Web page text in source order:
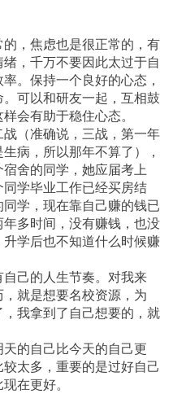
，焦虑也是很正常的，有
，千万不要因此太过于自
。保持一个良好的心态，
可以和研友一起，互相鼓
会有助于稳住心态。
（准确说，三战，第一年
病，所以那年不算了），
舍的同学，她应届考上
学毕业工作已经买房结
学，现在靠自己赚的钱已
多时间，没有赚钱，也没
学后也不知道什么时候赚
己的人生节奏。对我来
就是想要名校资源，为
我拿到了自己想要的，就
的自己比今天的自己更
太多，重要的是过好自己
在更好。